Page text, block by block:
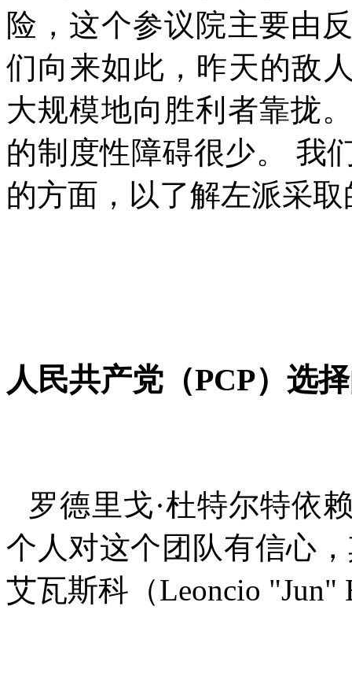
险，这个参议院主要由
们向来如此，昨天的敌
大规模地向胜利者靠拢
的制度性障碍很少。 我
的方面，以了解左派采
人民共产党（PCP）选
罗德里戈·杜特尔特依
个人对这个团队有信心
艾瓦斯科（Leoncio "Jun"